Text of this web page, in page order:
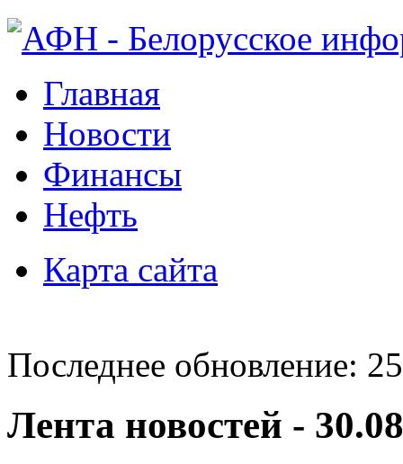
Главная
Новости
Финансы
Нефть
Карта сайта
Последнее обновление:
Лента новостей -